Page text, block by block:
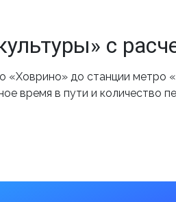
с
до станции метро
время в пути и количество